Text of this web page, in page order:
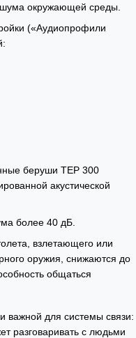
окружающей среды.
(«Аудиопрофили
беруши TEP 300
акустической
более 40 дБ.
взлетающего или
оружия, снижаются до
общаться
важной для системы связи:
разговаривать с людьми